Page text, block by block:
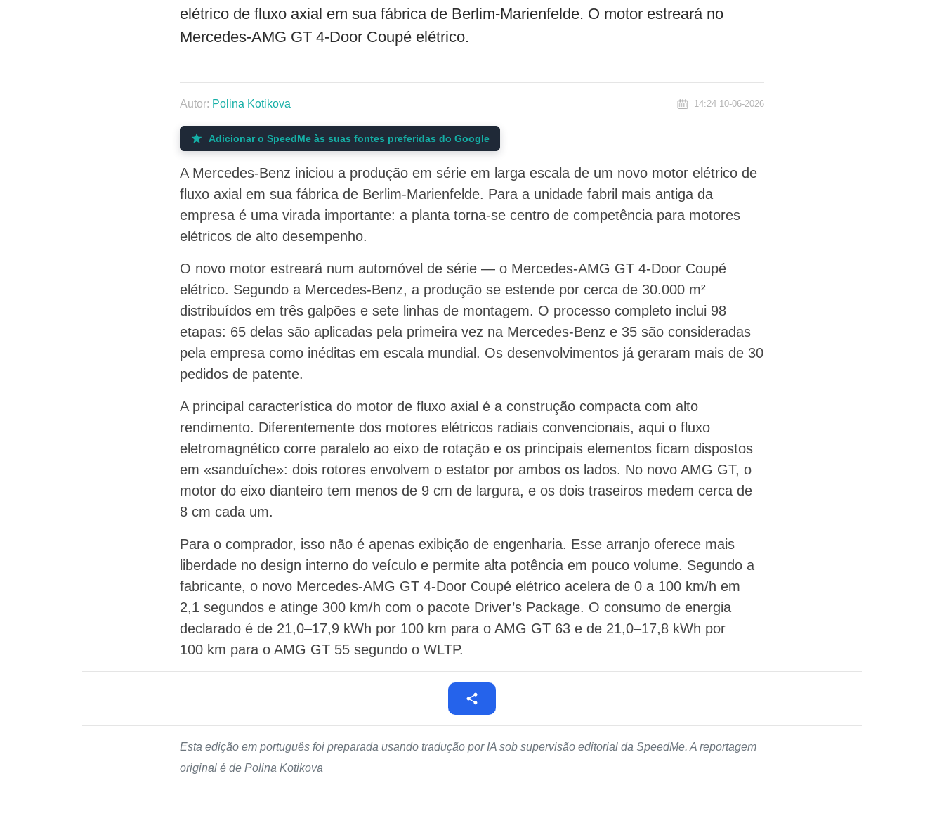
elétrico de fluxo axial em sua fábrica de Berlim-Marienfelde. O motor estreará no
Mercedes-AMG GT 4-Door Coupé elétrico.
Autor: Polina Kotikova 14:24 10-06-2026
Adicionar o SpeedMe às suas fontes preferidas do Google
A Mercedes-Benz iniciou a produção em série em larga escala de um novo motor elétrico de
fluxo axial em sua fábrica de Berlim-Marienfelde. Para a unidade fabril mais antiga da
empresa é uma virada importante: a planta torna-se centro de competência para motores
elétricos de alto desempenho.
O novo motor estreará num automóvel de série — o Mercedes-AMG GT 4-Door Coupé
elétrico. Segundo a Mercedes-Benz, a produção se estende por cerca de 30.000 m²
distribuídos em três galpões e sete linhas de montagem. O processo completo inclui 98
etapas: 65 delas são aplicadas pela primeira vez na Mercedes-Benz e 35 são consideradas
pela empresa como inéditas em escala mundial. Os desenvolvimentos já geraram mais de 30
pedidos de patente.
A principal característica do motor de fluxo axial é a construção compacta com alto
rendimento. Diferentemente dos motores elétricos radiais convencionais, aqui o fluxo
eletromagnético corre paralelo ao eixo de rotação e os principais elementos ficam dispostos
em «sanduíche»: dois rotores envolvem o estator por ambos os lados. No novo AMG GT, o
motor do eixo dianteiro tem menos de 9 cm de largura, e os dois traseiros medem cerca de
8 cm cada um.
Para o comprador, isso não é apenas exibição de engenharia. Esse arranjo oferece mais
liberdade no design interno do veículo e permite alta potência em pouco volume. Segundo a
fabricante, o novo Mercedes-AMG GT 4-Door Coupé elétrico acelera de 0 a 100 km/h em
2,1 segundos e atinge 300 km/h com o pacote Driver’s Package. O consumo de energia
declarado é de 21,0–17,9 kWh por 100 km para o AMG GT 63 e de 21,0–17,8 kWh por
100 km para o AMG GT 55 segundo o WLTP.
Esta edição em português foi preparada usando tradução por IA sob supervisão editorial da SpeedMe. A reportagem
original é de Polina Kotikova